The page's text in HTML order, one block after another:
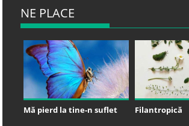
NE PLACE
Mă pierd la tine-n suflet Filantropică